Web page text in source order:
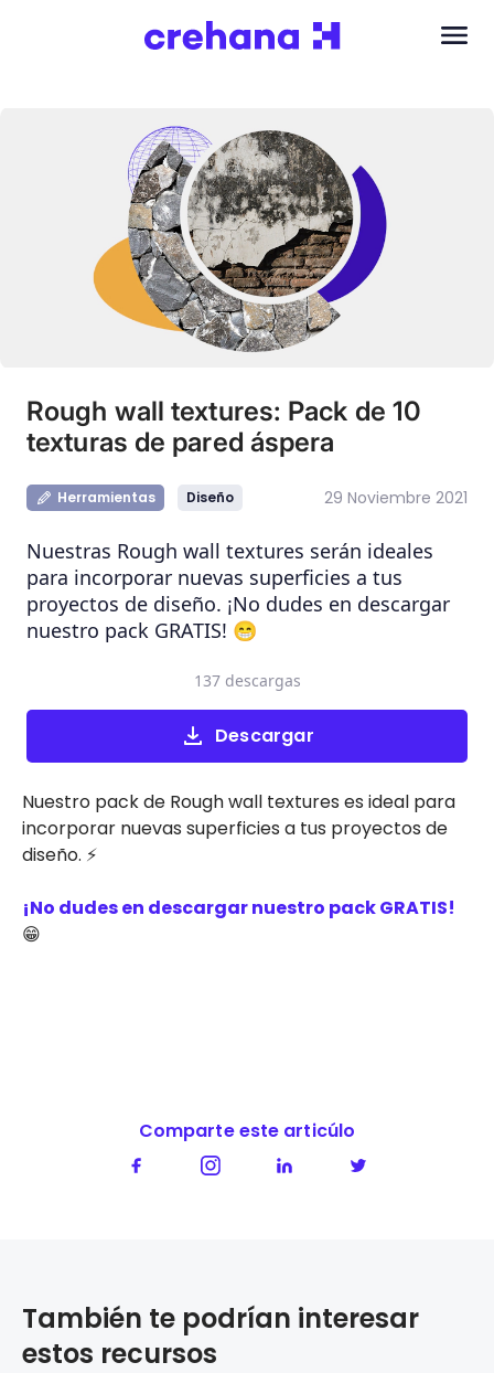
Rough wall textures: Pack de 10
texturas de pared áspera
Herramientas Diseño 29 Noviembre 2021
Nuestras Rough wall textures serán ideales
para incorporar nuevas superficies a tus
proyectos de diseño. ¡No dudes en descargar
nuestro pack GRATIS! 😁
Descargar
137 descargas
Nuestro pack de Rough wall textures es ideal para
incorporar nuevas superficies a tus proyectos de
diseño. ⚡
¡No dudes en descargar nuestro pack GRATIS!
😁
Comparte este articúlo
También te podrían interesar
estos recursos